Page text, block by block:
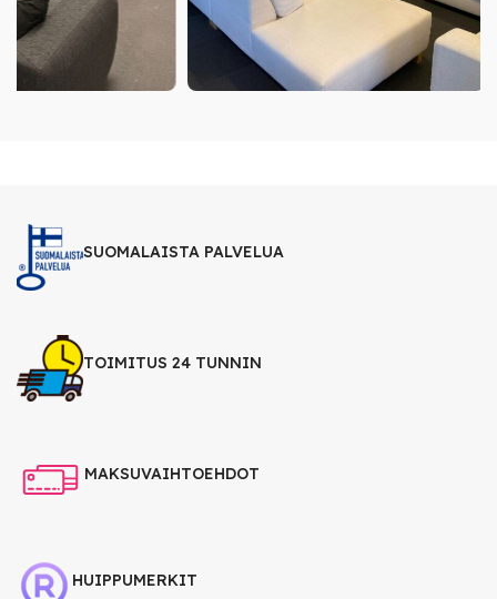
SUOMALAISTA PALVELUA
TOIMITUS 24 TUNNIN
MAKSUVAIHTOEHDOT
HUIPPUMERKIT